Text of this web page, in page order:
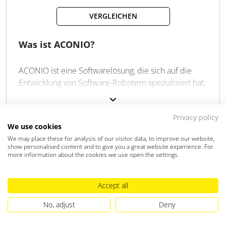
Steuerflow-Archivierung
API für DATEV-Desktopzugriff
Automatisiertes Onboarding
Echtzeit-Benachrichtigungen
Microsoft 365 Anbindung
VERGLEICHEN
Was ist ACONIO?
ACONIO ist eine Softwarelösung, die sich auf die
Entwicklung von Software-Robotern spezialisiert hat,
sogenannten RPA-Bots (Robotic Process Automation)
simulieren menschliche Interaktionen mit
Softwareanwendungen und übernehmen
zeitaufwändige, standardisierte Tätigkeiten, wodurch
Unternehmen in unterschiedlichen
Automatisierungsstadien geeignet und ermöglicht
eine flexible Integration in bestehende Prozesse.
ZIELGRUPPE
KanzleienUnternehmen
Privacy policy
We use cookies
We may place these for analysis of our visitor data, to improve our website,
show personalised content and to give you a great website experience. For
more information about the cookies we use open the settings.
Accept all
No, adjust
Deny